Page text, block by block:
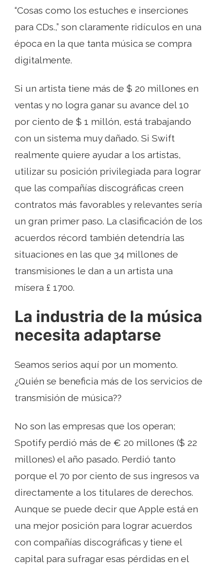
“Cosas como los estuches e inserciones
para CDs.,” son claramente ridículos en una
época en la que tanta música se compra
digitalmente.
Si un artista tiene más de $ 20 millones en
ventas y no logra ganar su avance del 10
por ciento de $ 1 millón, está trabajando
con un sistema muy dañado. Si Swift
realmente quiere ayudar a los artistas,
utilizar su posición privilegiada para lograr
que las compañías discográficas creen
contratos más favorables y relevantes sería
un gran primer paso. La clasificación de los
acuerdos récord también detendría las
situaciones en las que 34 millones de
transmisiones le dan a un artista una
mísera £ 1700.
La industria de la música
necesita adaptarse
Seamos serios aquí por un momento.
¿Quién se beneficia más de los servicios de
transmisión de música??
No son las empresas que los operan;
Spotify perdió más de € 20 millones ($ 22
millones) el año pasado. Perdió tanto
porque el 70 por ciento de sus ingresos va
directamente a los titulares de derechos.
Aunque se puede decir que Apple está en
una mejor posición para lograr acuerdos
con compañías discográficas y tiene el
capital para sufragar esas pérdidas en el